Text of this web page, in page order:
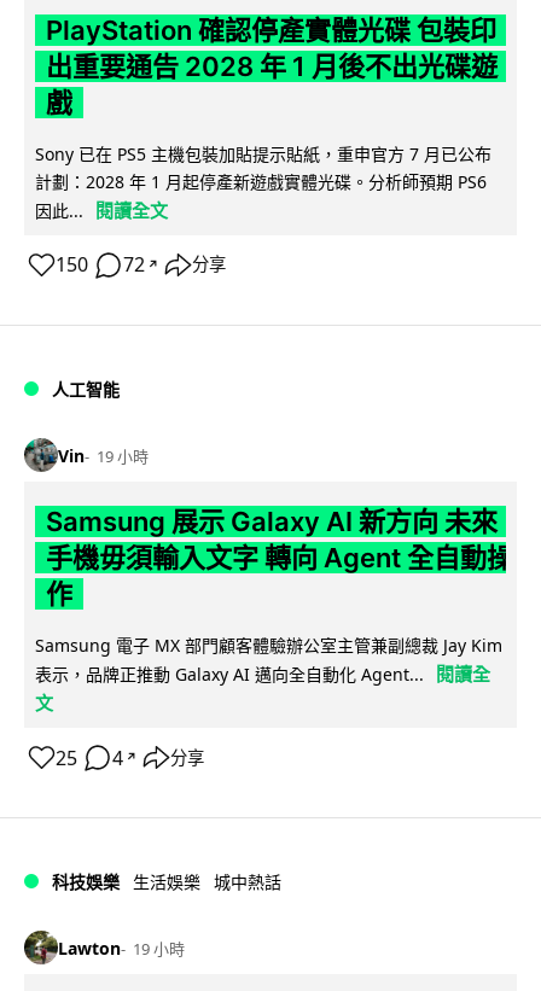
PlayStation 確認停產實體光碟 包裝印
出重要通告 2028 年 1 月後不出光碟遊
戲
Sony 已在 PS5 主機包裝加貼提示貼紙，重申官方 7 月已公布
計劃：2028 年 1 月起停產新遊戲實體光碟。分析師預期 PS6
因此...
閱讀全文
150 72 ↗ 分享
人工智能
Vin 19 小時
Samsung 展示 Galaxy AI 新方向 未來
手機毋須輸入文字 轉向 Agent 全自動操
作
Samsung 電子 MX 部門顧客體驗辦公室主管兼副總裁 Jay Kim
表示，品牌正推動 Galaxy AI 邁向全自動化 Agent...
閱讀全
文
25 4 ↗ 分享
科技娛樂 生活娛樂 城中熱話
Lawton 19 小時